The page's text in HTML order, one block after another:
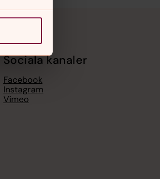
Sociala kanaler
Facebook
Instagram
Vimeo